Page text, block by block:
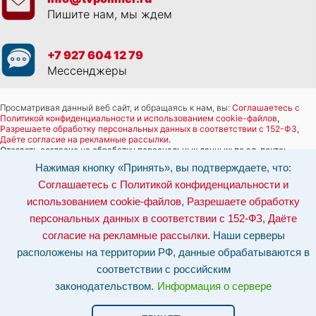
Нажимая кнопку «Принять», вы подтверждаете, что:
Соглашаетесь с Политикой конфиденциальности и
использованием cookie-файлов, Разрешаете обработку
персональных данных в соответствии с 152-ФЗ, Даёте
согласие на рекламные рассылки. Наши серверы
расположены на территории РФ, данные обрабатываются в
соответствии с российским
законодательством. Информация о сервере
Пишите нам, мы ждем
+7 927 604 12 79
Мессенджеры
Просматривая данный веб сайт, и обращаясь к нам, вы: Соглашаетесь с
Политикой конфиденциальности и использованием cookie-файлов,
Разрешаете обработку персональных данных в соответствии с 152-ФЗ,
Даёте согласие на рекламные рассылки.
Отозвать согласие на обработку персональных данных: по эл-почте:
Наши серверы расположены на территории РФ, данные обрабатываются в
соответствии с российским законодательством. Информация о сервере и
хостинге.
Сайт носит исключительно информационный характер и не является
публичной офертой ( ст. 437 ГК РФ). Для уточнения стоимости, условий
оказания услуг и технических характеристик обращайтесь по контактам,
указанным на сайте.